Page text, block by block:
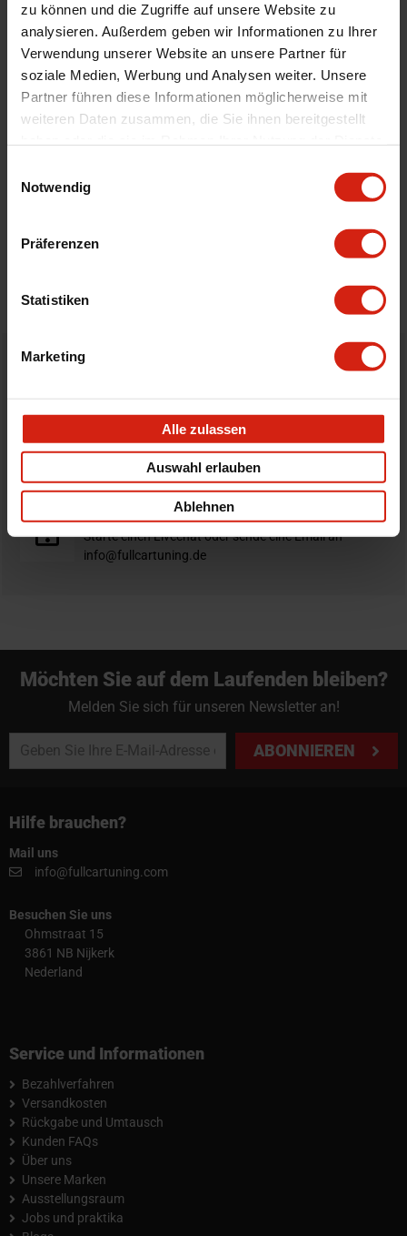
zu können und die Zugriffe auf unsere Website zu
analysieren. Außerdem geben wir Informationen zu Ihrer
Verwendung unserer Website an unsere Partner für
soziale Medien, Werbung und Analysen weiter. Unsere
Partner führen diese Informationen möglicherweise mit
weiteren Daten zusammen, die Sie ihnen bereitgestellt
Notwendig
Präferenzen
Statistiken
Marketing
Alle zulassen
Auswahl erlauben
Ablehnen
Automodell Name
Transit
Material
Velour
Universal
Nein
Geeignet Für
Details
Bewertungen
Nicht zufrieden?
Du hast immer eine 14-tägige Rückgabefrist um deine
Bestellung zurück zu geben.
Professioneller Rat nötig?
Starte einen Livechat oder sende eine Email an
info@fullcartuning.de
Möchten Sie auf dem Laufenden bleiben?
Melden Sie sich für unseren Newsletter an!
ABONNIEREN
Hilfe brauchen?
Mail uns
info@fullcartuning.com
Besuchen Sie uns
Ohmstraat 15
3861 NB Nijkerk
Nederland
Service und Informationen
Bezahlverfahren
Versandkosten
Rückgabe und Umtausch
Kunden FAQs
Über uns
Unsere Marken
Ausstellungsraum
Jobs und praktika